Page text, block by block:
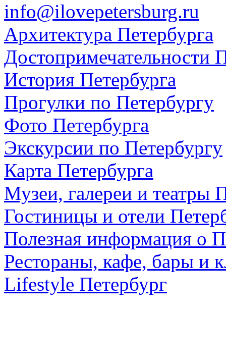
info@ilovepetersburg.ru
Архитектура Петербурга
Достопримечательности
История Петербурга
Прогулки по Петербургу
Фото Петербурга
Экскурсии по Петербургу
Карта Петербурга
Музеи, галереи и театры
Гостиницы и отели
Полезная информация о
Рестораны, кафе, бары и
Lifestyle Петербург